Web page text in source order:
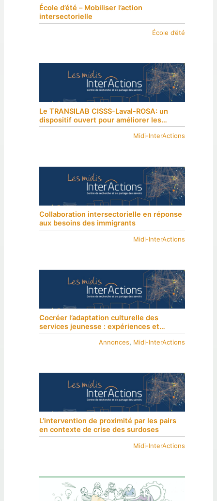
École d’été – Mobiliser l’action
intersectorielle
École d’été
Le TRANSILAB CISSS-Laval-ROSA: un
dispositif ouvert pour améliorer les
transitions de soins aux personnes vivant
avec un trouble neurocognitif majeur
Midi-InterActions
Collaboration intersectorielle en réponse
aux besoins des immigrants
Midi-InterActions
Cocréer l’adaptation culturelle des
services jeunesse : expériences et
retombées du processus auprès des
personnes cocréatrices
Annonces, Midi-InterActions
L’intervention de proximité par les pairs
en contexte de crise des surdoses
Midi-InterActions